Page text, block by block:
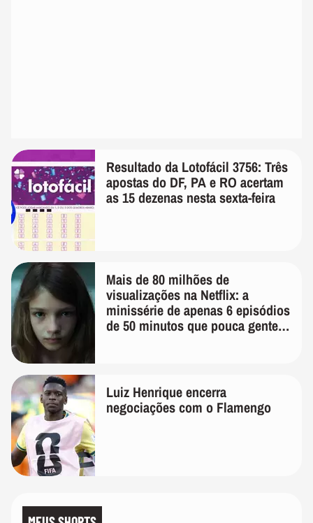
Resultado da Lotofácil 3756: Três
apostas do DF, PA e RO acertam
as 15 dezenas nesta sexta-feira
Mais de 80 milhões de
visualizações na Netflix: a
minissérie de apenas 6 episódios
de 50 minutos que pouca gente
Luiz Henrique encerra
negociações com o Flamengo